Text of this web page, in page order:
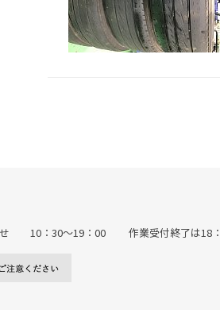
せ 10：30～19：00 作業受付終了は18：